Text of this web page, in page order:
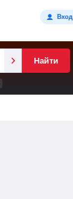
Вход
Найти